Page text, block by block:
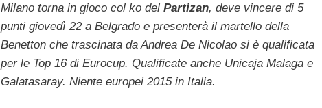
Milano torna in gioco col ko del Partizan, deve vincere di 5
punti giovedì 22 a Belgrado e presenterà il martello della
Benetton che trascinata da Andrea De Nicolao si è qualificata
per le Top 16 di Eurocup. Qualificate anche Unicaja Malaga e
Galatasaray. Niente europei 2015 in Italia.